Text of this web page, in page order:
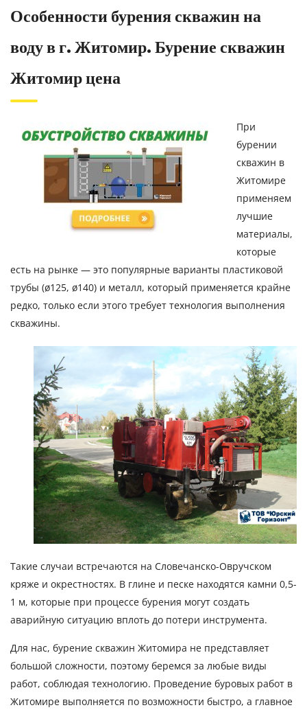
Особенности бурения скважин на
воду в г. Житомир. Бурение скважин
Житомир цена
При
бурении
скважин в
Житомире
применяем
лучшие
материалы,
которые
есть на рынке — это популярные варианты пластиковой
трубы (ø125, ø140) и металл, который применяется крайне
редко, только если этого требует технология выполнения
скважины.
Такие случаи встречаются на Словечанско-Овручском
кряже и окрестностях. В глине и песке находятся камни 0,5-
1 м, которые при процессе бурения могут создать
аварийную ситуацию вплоть до потери инструмента.
Для нас, бурение скважин Житомира не представляет
большой сложности, поэтому беремся за любые виды
работ, соблюдая технологию. Проведение буровых работ в
Житомире выполняется по возможности быстро, а главное